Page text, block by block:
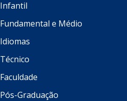
Infantil
Fundamental e Médio
Idiomas
Técnico
Faculdade
Pós-Graduação